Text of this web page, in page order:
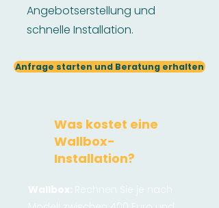
Angebotserstellung und
schnelle Installation.
Anfrage starten und Beratung erhalten
Was kostet eine
Wallbox-
Installation?
Wallbox: Rechnen Sie je nach